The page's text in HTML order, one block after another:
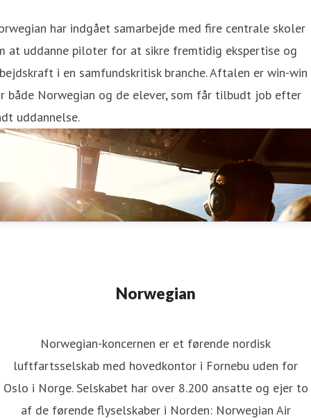
har indgået samarbejde med fire centrale skoler
at uddanne piloter for at sikre fremtidig ekspertise og
i en samfundskritisk branche. Aftalen er win-win
både Norwegian og de elever, som får tilbudt job efter
uddannelse.
Norwegian
Norwegian-koncernen er et førende nordisk
luftfartsselskab med hovedkontor i Fornebu uden for
Oslo i Norge. Selskabet har over 8.200 ansatte og ejer to
af de førende flyselskaber i Norden: Norwegian Air